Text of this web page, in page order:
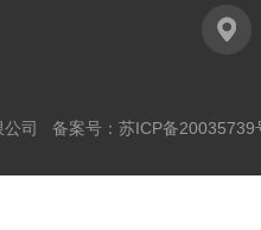
公司 备案号： 苏ICP备20035739